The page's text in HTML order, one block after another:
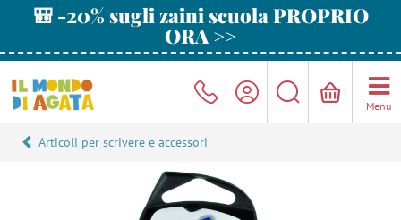
🎒 -20% sugli zaini scuola PROPRIO
ORA >>
Menu
Articoli per scrivere e accessori